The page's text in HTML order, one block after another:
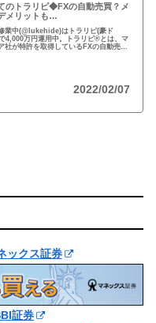
のトラリピ◆FXの自動売買？メ
メリットも…
業中(@lukehide)はトラリピ(豪ド
4,000万円運用中。トラリピ®とは、マ
社が特許を取得しているFXの自動売買
2022/02/07
ックス証券
証券